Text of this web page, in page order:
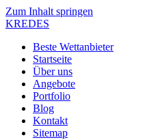
Zum Inhalt springen
KREDES
Beste Wettanbieter
Startseite
Über uns
Angebote
Portfolio
Blog
Kontakt
Sitemap